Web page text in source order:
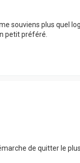
souviens plus quel
petit préféré.
de quitter le